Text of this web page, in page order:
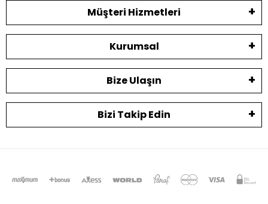
Müşteri Hizmetleri
Kurumsal
Bize Ulaşın
Bizi Takip Edin